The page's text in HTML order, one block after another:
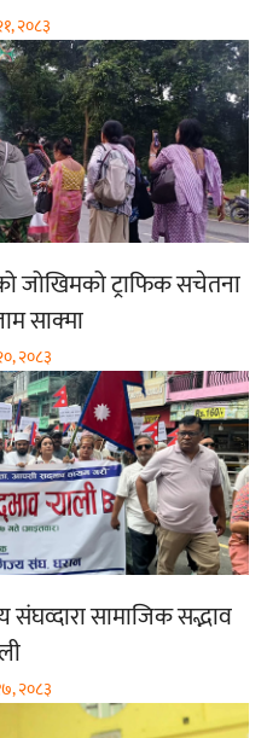
२०८३
जोखिमको ट्राफिक सचेतना
साक्मा
२०८३
संघव्दारा सामाजिक सद्भाव
२०८३